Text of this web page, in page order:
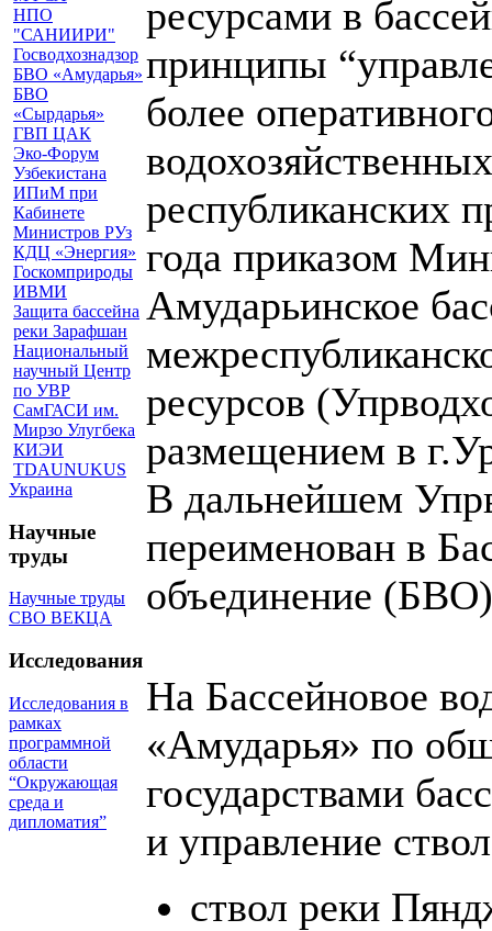
НПО
"САНИИРИ"
Госводхознадзор
БВО «Амударья»
БВО
«Сырдарья»
ГВП ЦАК
Эко-Форум
Узбекистана
ИПиМ при
Кабинете
Министров РУз
КДЦ «Энергия»
Госкомприроды
ИВМИ
Защита бассейна
реки Зарафшан
Национальный
научный Центр
по УВР
СамГАСИ им.
Мирзо Улугбека
КИЭИ
TDAUNUKUS
Украина
Научные
труды
Научные труды
СВО ВЕКЦА
Исследования
Исследования в
рамках
программной
области
“Окружающая
среда и
дипломатия”
ресурсами в
принципы
более
республиканских
года приказом
Амударьинское
ресурсов
размещением в
В дальнейшем
переименован в
объединение
На Бассейновое
«Амударья» по
государствами
и управление
ствол реки